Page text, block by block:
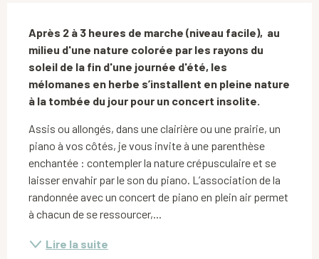
Après 2 à 3 heures de marche (niveau facile),  au
milieu d'une nature colorée par les rayons du
soleil de la fin d'une journée d'été, les
mélomanes en herbe s’installent en pleine nature
à la tombée du jour pour un concert insolite.
Assis ou allongés, dans une clairière ou une prairie, un
piano à vos côtés, je vous invite à une parenthèse
enchantée : contempler la nature crépusculaire et se
laisser envahir par le son du piano. L’association de la
randonnée avec un concert de piano en plein air permet
à chacun de se ressourcer,...
Lire la suite